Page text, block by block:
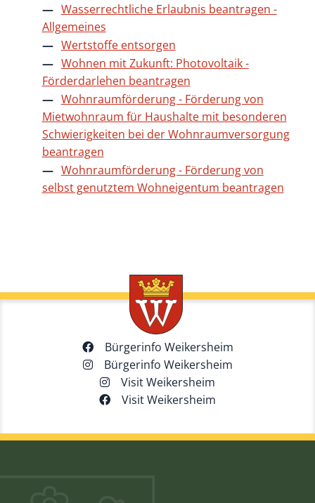
Wasserrechtliche Erlaubnis beantragen -
Allgemeines
Wertstoffe entsorgen
Wohnen mit Zukunft: Photovoltaik -
Förderdarlehen beantragen
Wohnraumförderung - Förderung von
Mietwohnraum für Haushalte mit besonderen
Schwierigkeiten bei der Wohnraumversorgung
beantragen
Wohnraumförderung - Förderung von
selbst genutztem Wohneigentum beantragen
Bürgerinfo Weikersheim
Bürgerinfo Weikersheim
Visit Weikersheim
Visit Weikersheim